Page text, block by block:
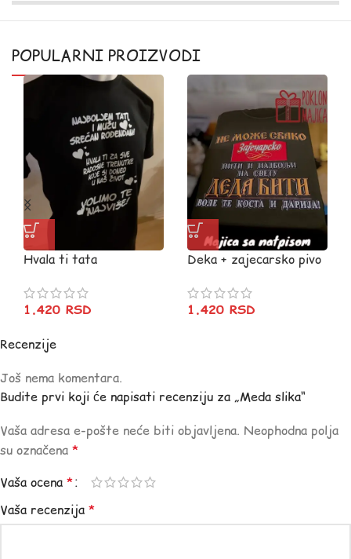
POPULARNI PROIZVODI
Hvala ti tata
1.420 RSD
Deka + zajecarsko pivo
1.420 RSD
Recenzije
Još nema komentara.
Budite prvi koji će napisati recenziju za „Meda slika“
Vaša adresa e-pošte neće biti objavljena. Neophodna polja
su označena *
Vaša ocena *
Vaša recenzija *